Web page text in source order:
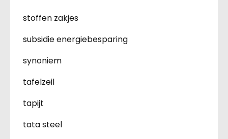
stoffen zakjes
subsidie energiebesparing
synoniem
tafelzeil
tapijt
tata steel